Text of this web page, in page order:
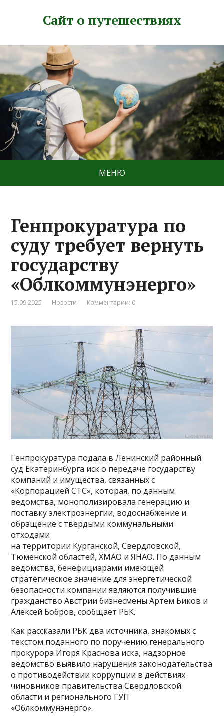
Сайт о путешествиях
МЕНЮ
Генпрокуратура по
суду требует вернуть
государству
«Облкоммунэнерго»
15.09.2025 Новости Комментарии: 0
Генпрокуратура подала в Ленинский районный
суд Екатеринбурга иск о передаче государству
компаний и имущества, связанных с
«Корпорацией СТС», которая, по данным
ведомства, монополизировала генерацию и
поставку электроэнергии, водоснабжение и
обращение с твердыми коммунальными
отходами
на территории Курганской, Свердловской,
Тюменской областей, ХМАО и ЯНАО. По данным
ведомства, бенефициарами имеющей
стратегическое значение для энергетической
безопасности компании являются получившие
гражданство Австрии бизнесмены Артем Биков и
Алексей Бобров, сообщает РБК.
Как рассказали РБК два источника, знакомых с
текстом поданного по поручению генерального
прокурора Игоря Краснова иска, надзорное
ведомство выявило нарушения законодательства
о противодействии коррупции в действиях
чиновников правительства Свердловской
области и регионального ГУП
«Облкоммунэнерго».